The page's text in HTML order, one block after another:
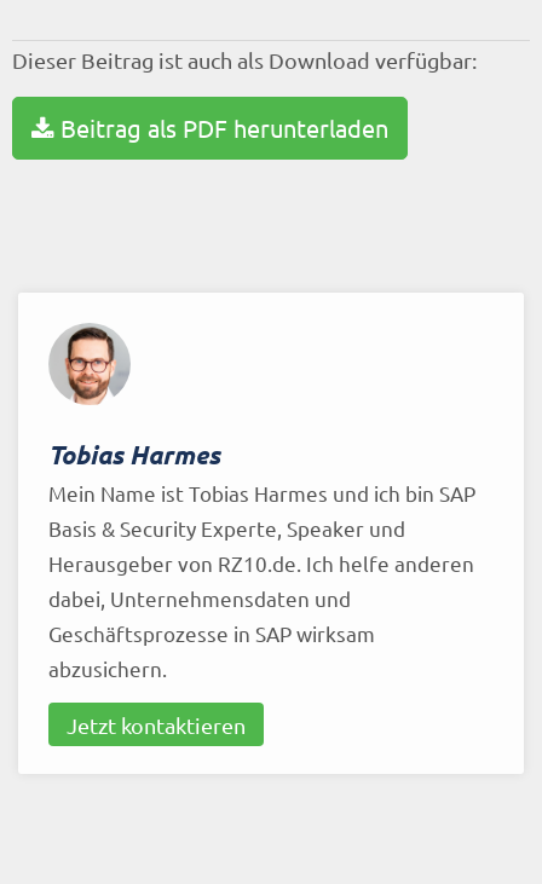
Dieser Beitrag ist auch als Download verfügbar:
Beitrag als PDF herunterladen
Tobias Harmes
Mein Name ist Tobias Harmes und ich bin SAP
Basis & Security Experte, Speaker und
Herausgeber von RZ10.de. Ich helfe anderen
dabei, Unternehmensdaten und
Geschäftsprozesse in SAP wirksam
abzusichern.
Jetzt kontaktieren